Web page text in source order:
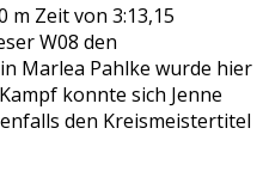
Zeit von 3:13,15
W08 den
Marlea Pahlke wurde hier
konnte sich Jenne
den Kreismeistertitel